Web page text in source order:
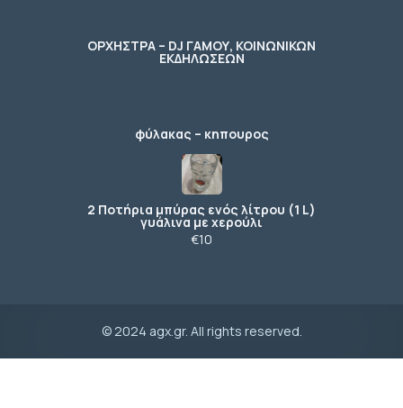
ΟΡΧΗΣΤΡΑ – DJ ΓΑΜΟΥ, ΚΟΙΝΩΝΙΚΩΝ
ΕΚΔΗΛΩΣΕΩΝ
φύλακας – κηπουρος
2 Ποτήρια μπύρας ενός λίτρου (1 L)
γυάλινα με χερούλι
€10
© 2024 agx.gr. All rights reserved.